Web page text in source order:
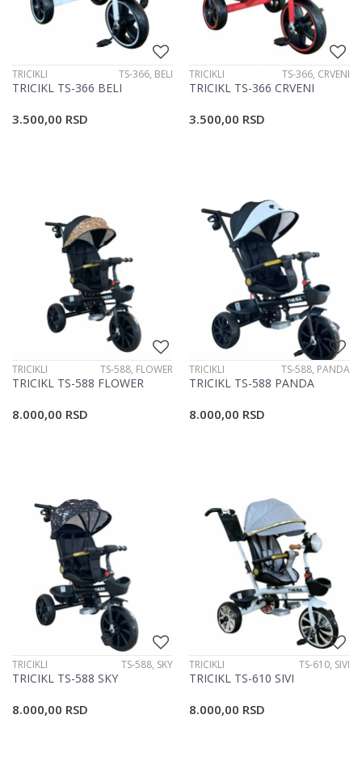
TRICIKLI TS-366, BELI
TRICIKL TS-366 BELI
3.500,00 RSD
TRICIKLI TS-366, CRVENI
TRICIKL TS-366 CRVENI
3.500,00 RSD
TRICIKLI TS-588, FLOWER
TRICIKL TS-588 FLOWER
8.000,00 RSD
TRICIKLI TS-588, PANDA
TRICIKL TS-588 PANDA
8.000,00 RSD
TRICIKLI TS-588, SKY
TRICIKL TS-588 SKY
8.000,00 RSD
TRICIKLI TS-610, SIVI
TRICIKL TS-610 SIVI
8.000,00 RSD